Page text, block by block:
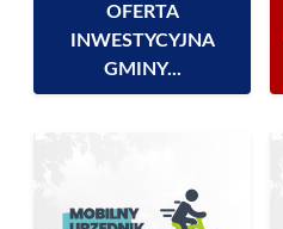
OFERTA
INWESTYCYJNA
GMINY...